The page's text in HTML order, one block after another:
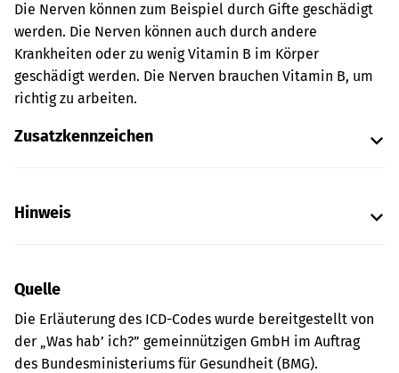
Die Nerven können zum Beispiel durch Gifte geschädigt
werden. Die Nerven können auch durch andere
Krankheiten oder zu wenig Vitamin B im Körper
geschädigt werden. Die Nerven brauchen Vitamin B, um
richtig zu arbeiten.
Zusatzkennzeichen
Hinweis
Quelle
Die Erläuterung des ICD-Codes wurde bereitgestellt von
der „Was hab’ ich?” gemeinnützigen GmbH im Auftrag
des Bundesministeriums für Gesundheit (BMG).